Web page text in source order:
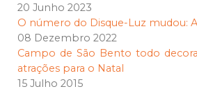
20 Junho 2023
O número do Disque-Luz mudou:
08 Dezembro 2022
Campo de São Bento todo
atrações para o Natal
15 Julho 2015